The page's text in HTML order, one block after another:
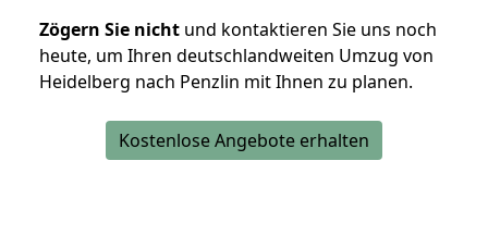
Zögern Sie nicht und kontaktieren Sie uns noch
heute, um Ihren deutschlandweiten Umzug von
Heidelberg nach Penzlin mit Ihnen zu planen.
Kostenlose Angebote erhalten